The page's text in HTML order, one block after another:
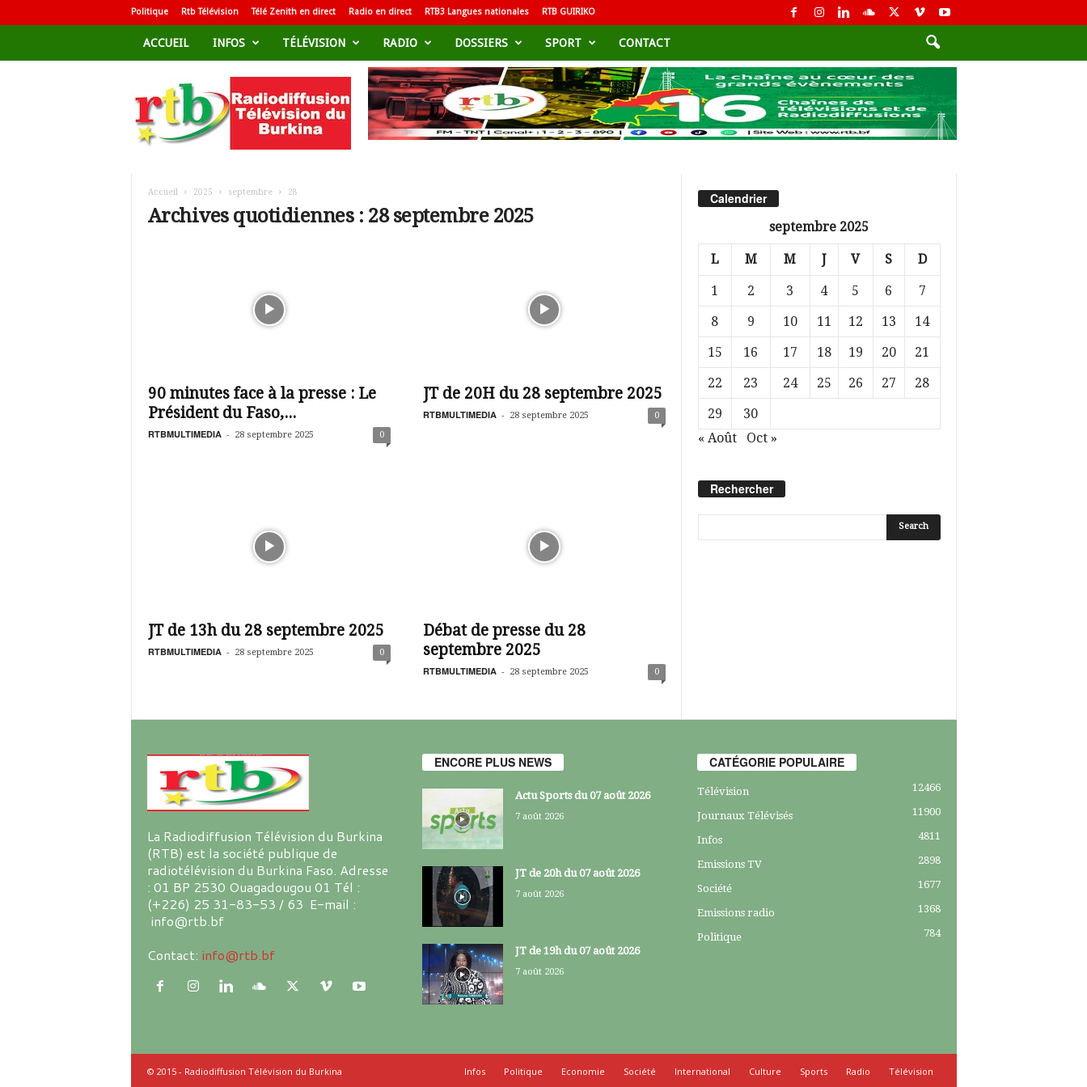
Politique Rtb Télévision Télé Zenith en direct Radio en direct RTB3 Langues nationales RTB GUIRIKO
ACCUEIL INFOS TÉLÉVISION RADIO DOSSIERS SPORT CONTACT
d
i
Accueil 2025 septembre 28
Archives quotidiennes : 28 septembre 2025
90 minutes face à la presse : Le
Président du Faso,...
RTBMULTIMEDIA - 28 septembre 2025 0
JT de 20H du 28 septembre 2025
RTBMULTIMEDIA - 28 septembre 2025 0
JT de 13h du 28 septembre 2025
RTBMULTIMEDIA - 28 septembre 2025 0
Débat de presse du 28
septembre 2025
RTBMULTIMEDIA - 28 septembre 2025 0
Calendrier
septembre 2025
L M M J V S D
1 2 3 4 5 6
7
8
9 10 11 12 13
14
15
16 17 18 19 20
21
22
23 24 25 26 27
28
29
30
« Août
Oct »
Rechercher
La Radiodiffusion Télévision du Burkina
(RTB) est la société publique de
radiotélévision du Burkina Faso. Adresse
: 01 BP 2530 Ouagadougou 01 Tél :
(+226) 25 31-83-53 / 63 E-mail :
info@rtb.bf
Contact: info@rtb.bf
ENCORE PLUS NEWS
Actu Sports du 07 août 2026
7 août 2026
JT de 20h du 07 août 2026
7 août 2026
JT de 19h du 07 août 2026
7 août 2026
CATÉGORIE POPULAIRE
Télévision 12466
Journaux Télévisés 11900
Infos 4811
Emissions TV 2898
Société 1677
Emissions radio 1368
Politique 784
Infos Politique Economie Société International Culture Sports Radio
Télévision
© 2015 - Radiodiffusion Télévision du Burkina